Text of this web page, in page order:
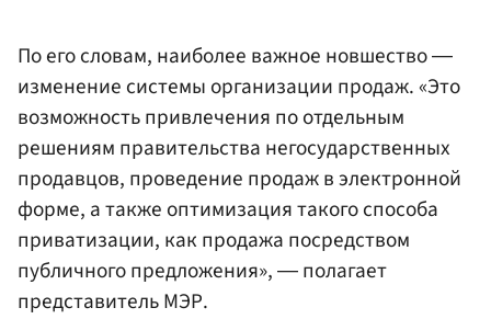
По его словам, наиболее важное новшество ―
изменение системы организации продаж. «Это
возможность привлечения по отдельным
решениям правительства негосударственных
продавцов, проведение продаж в электронной
форме, а также оптимизация такого способа
приватизации, как продажа посредством
публичного предложения», ― полагает
представитель МЭР.